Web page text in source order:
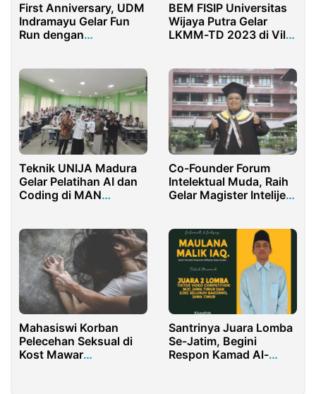
First Anniversary, UDM
Indramayu Gelar Fun
Run dengan
BEM FISIP Universitas
Wijaya Putra Gelar
LKMM-TD 2023 di Villa
Teknik UNIJA Madura
Gelar Pelatihan AI dan
Coding di MAN
Co-Founder Forum
Intelektual Muda, Raih
Gelar Magister Intelijen
Mahasiswi Korban
Pelecehan Seksual di
Kost Mawar
Santrinya Juara Lomba
Se-Jatim, Begini
Respon Kamad Al-